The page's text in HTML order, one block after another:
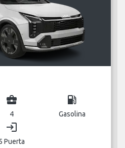
business_center
4
local_gas_station
Gasolina
login
Puerta